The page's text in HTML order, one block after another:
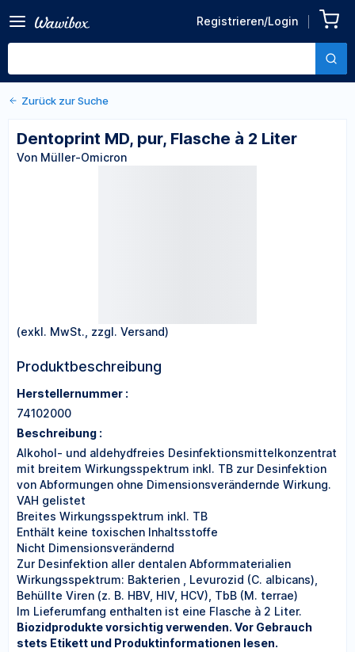
Registrieren/Login
à 2 Liter
Von Müller-Omicron
Zurück zu den Produktdetails
Zurück zur Suche
Dentoprint MD, pur, Flasche à 2 Liter
Von Müller-Omicron
(exkl. MwSt., zzgl. Versand)
Produktbeschreibung
Herstellernummer :
74102000
Beschreibung :
Alkohol- und aldehydfreies Desinfektionsmittelkonzentrat
mit breitem Wirkungsspektrum inkl. TB zur Desinfektion
von Abformungen ohne Dimensionsverändernde Wirkung.
VAH gelistet
Breites Wirkungsspektrum inkl. TB
Enthält keine toxischen Inhaltsstoffe
Nicht Dimensionsverändernd
Zur Desinfektion aller dentalen Abformmaterialien
Wirkungsspektrum: Bakterien , Levurozid (C. albicans),
Behüllte Viren (z. B. HBV, HIV, HCV), TbB (M. terrae)
Im Lieferumfang enthalten ist eine Flasche à 2 Liter.
Biozidprodukte vorsichtig verwenden. Vor Gebrauch
stets Etikett und Produktinformationen lesen.